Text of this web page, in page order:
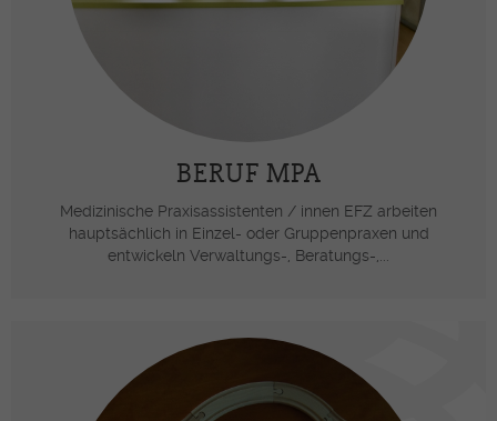
BERUF MPA
Medizinische Praxisassistenten / innen EFZ arbeiten
hauptsächlich in Einzel- oder Gruppenpraxen und
entwickeln Verwaltungs-, Beratungs-,...